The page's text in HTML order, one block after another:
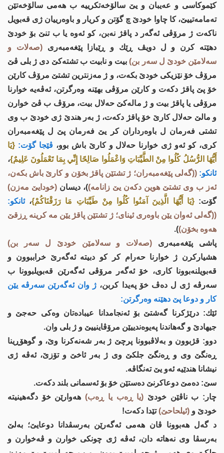
كێموكاسی و عه‌یبان و یێ سالۆخه‌تكرییه‌ ب هه‌می سالۆخه‌تێن
ته‌مامه‌تییێ، كا چاوا خودێ چ گۆتن و كریار و باوه‌رییان ژی قه‌بویل
ناكه‌ت ژ مرۆڤی ئه‌گه‌ر د پاقژ نه‌بن، كو ئه‌وه‌ یا ب تنێ بۆ خودێ
دهێته‌ كرن و ل دویڤ ڕێك و ڕێبازا پێغه‌مبه‌ری(صه‌لات و
سه‌لامێن خودێ ل سه‌ر بن)بیت و نابیت ب تشته‌كێ دی ژ بلی ڤێ
مرۆڤ خۆ نێزیكی خودێ بكه‌ت، و ژ مه‌زنترین تشتێ مرۆڤ كارێن
خۆ پێ پاقژ دكه‌ت و كارێن مرۆڤی بهێنه‌ وه‌رگرتن، ئه‌ڤه‌یه‌ خوارنا
مرۆڤی یا پاقژ بیت و ژ ماله‌كێ حه‌لال بیت، مرۆڤ ب ڤێ خوارن
و مالێ حه‌لال كارێ خۆ پاقژ دكه‌ت، ژ به‌ر هندێ ژی خودێ ب وی
تشتی فه‌رمان ل باوه‌رداران كر یێ فه‌رمان پێ ل پێغه‌مبه‌ران
كری، كو ئه‌و ژی خوارنا حه‌لال و كارێ باش بوو، ڤێجا گۆت: {يَا
أَيُّهَا الرُّسُلُ كُلُوا مِنْ الطَّيِّبَاتِ وَاعْمَلُوا صَالِحًا إِنِّي بِمَا تَعْمَلُونَ عَلِيمٌ}،
ئانكو: ((گه‌لی پێغەمبەران؛ ژ تشتێن پاقژ بخۆن و کارێ باش بکەن،
ئه‌ز ب وی تشتێ هوین دكه‌ن یێ زانامه‌))، دیسان (خودایێ مه‌زن)
گۆت:{يَا أَيُّهَا الَّذِينَ آمَنُوا كُلُوا مِنْ طَيِّبَاتِ مَا رَزَقْنَاكُمْ}، ئانكو:
((گه‌لی ئەوان یێن باوەری ئینای؛ ژ تشتێن پاقژ یێن مه‌ كرینه‌ ڕزقێ
هه‌وه‌ بخۆن)).
پاشی پێغه‌مبه‌ری (صه‌لات و سه‌لامێن خودێ ل سه‌ر بن)
هشیاركرن ژ خوارنا حه‌رام كر كو دبیته‌ ئه‌گه‌رێ خراببوون و
قه‌بویلنه‌بوونا كاری، خۆ ئه‌گه‌ر مرۆڤی ئه‌گه‌رێن قه‌بویلبوونا ب
سه‌رڤه‌ ژی ل ده‌ڤ خۆ په‌یدا كربن، ژ وان ئه‌گه‌رێن سه‌رڤه‌ یێن
كار و دوعا پێ دهێنه‌ وه‌رگرتن:
ئێك: درێژكرنا گه‌شتێ بۆ ئه‌نجامدانا عیباده‌تان وه‌كی حه‌جێ و
جیهادێ و گه‌هاندنا په‌یوه‌ندییێن مرۆڤاینییێ و ژ بلی وان.
دوو: قژبوون و به‌لاڤبوونا پرچێ ژ به‌ر شه‌نه‌كرنا وێ، و گوهۆڕینا
ڕه‌نگێ وی و ڕه‌نگێ جلكێ وی ژ به‌ر ئاخێ و تۆزێ، ئه‌ڤه‌ ژی
نیشانا هندێیه‌ ئه‌و یێ ته‌نگاڤه‌.
سێ: ده‌مێ دوعاكرنێ ده‌ستێن خۆ بۆ ئه‌سمانی بلند دكه‌ت.
چار: ب ناڤێن خودێ (یا ڕه‌ب یا ڕه‌ب)هه‌وارێن خۆ دگه‌هینیته‌
خودێ و (ئیلحاحێ)تێدا دكه‌ت!
د گه‌ل هه‌بوونا ڤان هه‌می ئه‌گه‌رێن به‌رسڤدانا دوعایێ؛ به‌لێ
به‌رسڤا وی نه‌هاته‌ دان، ئه‌ڤه‌ ژی چونكی خوارن و ڤه‌خوارن و